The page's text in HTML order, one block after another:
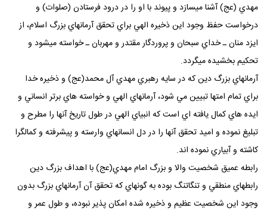
مهدي (عج) آشنا ميسازد و پيوند با او را در درود فرستادن (صلوات) و
درخواست حفظ وجود اين ذخيره الهي براي تحقق آرمانهاي بزرگ اسلام، از
ايزد منان ـ خداي سبحان و پروردگار مقتدر و مهربان ـ خواسته ميشود و
تحكيم بخشيده ميگردد.
آرمانهاي بزرگ دين كه در سايه رهبري مهدي آل محمد(عج) و ذخيره خدا
براي تمام امتها تبيين مي شود، آرمانهاي الهي و خواسته هاي برتر انساني و
ايده هاي كمال يافته اي است كه انبياي الهي در طول تاريخ آنها را مطرح و
تبليغ نموده و اميد تحقق آنها را در دل انسانهاي وارسته و پيشرفته و كمالگرا
كاشته و آبياري نموده اند.
رابطه عميق شخصيت والا و بزرگ امام مهدي(عج) با اهداف بزرگ دين
رابطهاي منطقي و تنگاتنگ بوده به گونهاي كه تحقق آن آرمانهاي بزرگ بدون
وجود اين شخصيت عظيم و ذخيره شده امكان پذير نبوده، و طول عمر و